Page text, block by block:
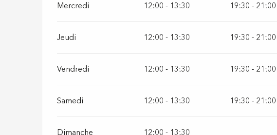
Mercredi 12:00 - 13:30 19:30 - 21:00
Jeudi 12:00 - 13:30 19:30 - 21:00
Vendredi 12:00 - 13:30 19:30 - 21:00
Samedi 12:00 - 13:30 19:30 - 21:00
Dimanche 12:00 - 13:30